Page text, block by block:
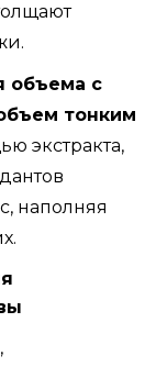
объема с
тонким
экстракта,
наполняя